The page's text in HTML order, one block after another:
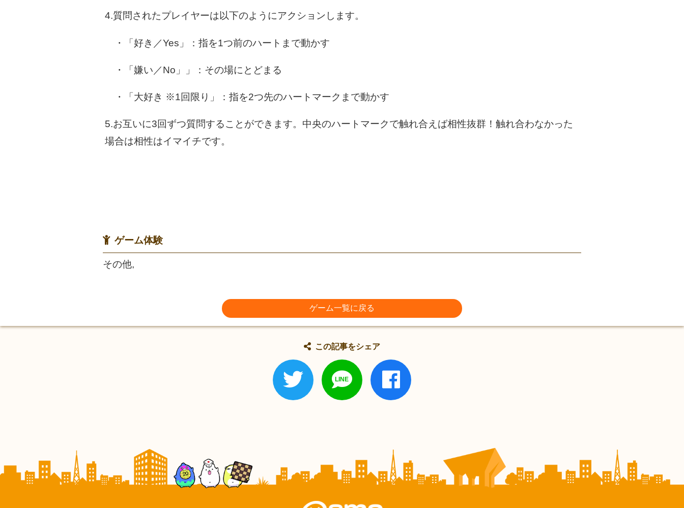
4.質問されたプレイヤーは以下のようにアクションします。
・「好き／Yes」：指を1つ前のハートまで動かす
・「嫌い／No」」：その場にとどまる
・「大好き ※1回限り」：指を2つ先のハートマークまで動かす
5.お互いに3回ずつ質問することができます。中央のハートマークで触れ合えば相性抜群！触れ合わなかった
場合は相性はイマイチです。
ゲーム体験
その他,
ゲーム一覧に戻る
この記事をシェア